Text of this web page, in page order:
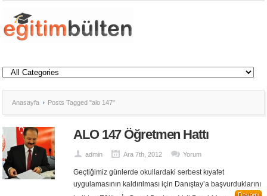
Anasayfa Posts Tagged "alo 147"
ALO 147 Öğretmen Hattı
admin Ara 7th, 2012 Yorum
Geçtiğimiz günlerde okullardaki serbest kıyafet
uygulamasının kaldırılması için Danıştay’a başvurduklarını